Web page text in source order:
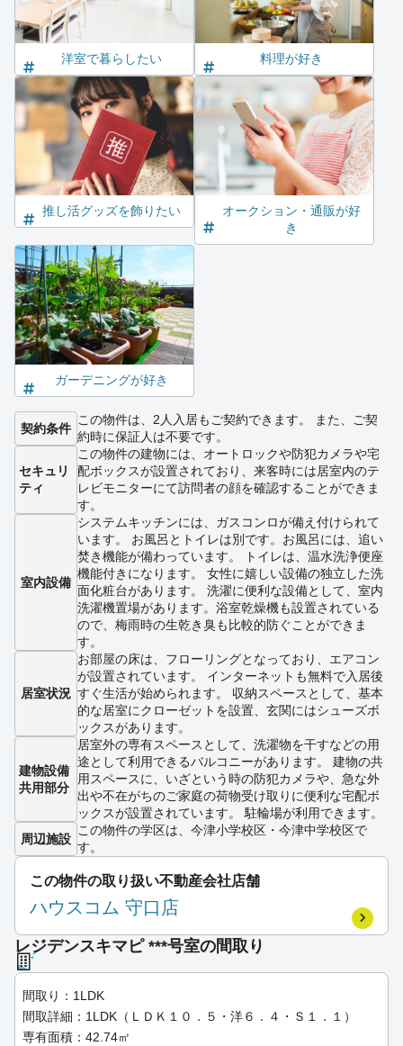
洋室で暮らしたい 料理が好き
推し活グッズを飾りたい
オークション・通販が好
き
ガーデニングが好き
契約条件
この物件は、2人入居もご契約できます。 また、ご契
約時に保証人は不要です。
セキュリ
ティ
この物件の建物には、オートロックや防犯カメラや宅
配ボックスが設置されており、来客時には居室内のテ
レビモニターにて訪問者の顔を確認することができま
す。
室内設備
システムキッチンには、ガスコンロが備え付けられて
います。 お風呂とトイレは別です。お風呂には、追い
焚き機能が備わっています。 トイレは、温水洗浄便座
機能付きになります。 女性に嬉しい設備の独立した洗
面化粧台があります。 洗濯に便利な設備として、室内
洗濯機置場があります。浴室乾燥機も設置されている
ので、梅雨時の生乾き臭も比較的防ぐことができま
す。
居室状況
お部屋の床は、フローリングとなっており、エアコン
が設置されています。 インターネットも無料で入居後
すぐ生活が始められます。 収納スペースとして、基本
的な居室にクローゼットを設置、玄関にはシューズボ
ックスがあります。
建物設備
共用部分
居室外の専有スペースとして、洗濯物を干すなどの用
途として利用できるバルコニーがあります。 建物の共
用スペースに、いざという時の防犯カメラや、急な外
出や不在がちのご家庭の荷物受け取りに便利な宅配ボ
ックスが設置されています。 駐輪場が利用できます。
周辺施設
この物件の学区は、今津小学校区・今津中学校区で
す。
この物件の取り扱い不動産会社店舗
ハウスコム 守口店
レジデンスキマピ ***号室の間取り
間取り：1LDK
間取詳細：1LDK（ＬＤＫ１０．５・洋６．４・Ｓ１．１）
専有面積：42.74㎡